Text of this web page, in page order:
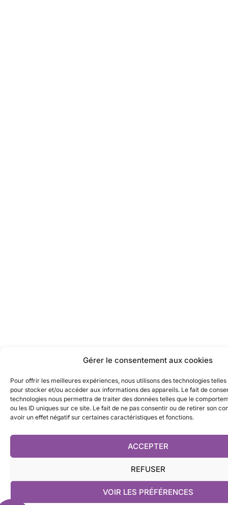
Gérer le consentement aux cookies
Pour offrir les meilleures expériences, nous utilisons des technologies
pour stocker et/ou accéder aux informations des appareils. Le fait de
technologies nous permettra de traiter des données telles que le
ou les ID uniques sur ce site. Le fait de ne pas consentir ou de retirer son
avoir un effet négatif sur certaines caractéristiques et fonctions.
ACCEPTER
REFUSER
VOIR LES PRÉFÉRENCES